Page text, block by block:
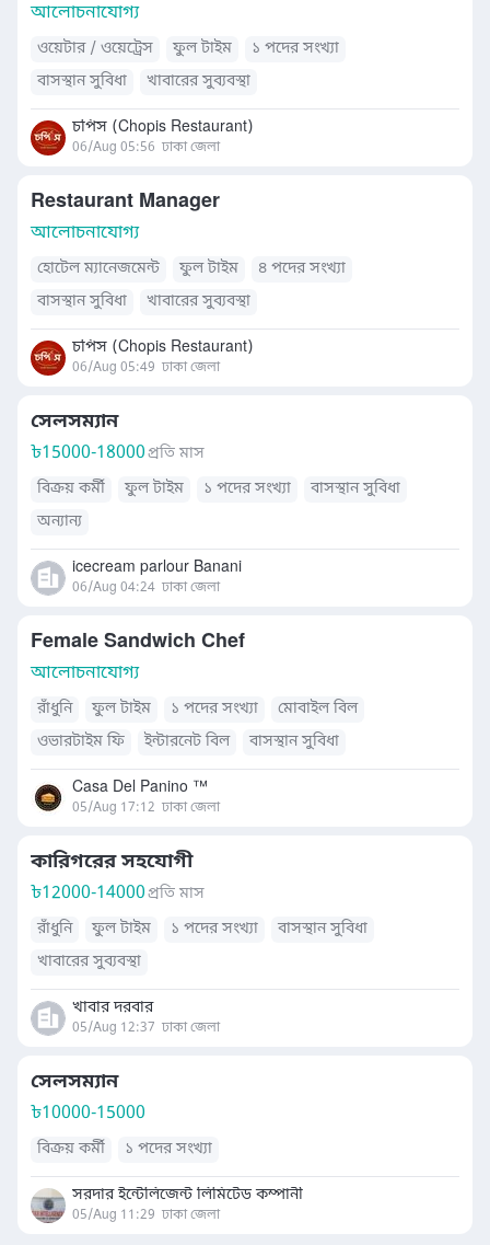
আলোচনাযোগ্য
ওয়েটার / ওয়েট্রেস ফুল টাইম
১ পদের সংখ্যা
বাসস্থান সুবিধা
খাবারের সুব্যবস্থা
চপিস (Chopis Restaurant)
06/Aug 05:56 ঢাকা জেলা
Restaurant Manager
আলোচনাযোগ্য
হোটেল ম্যানেজমেন্ট ফুল টাইম
৪ পদের সংখ্যা
বাসস্থান সুবিধা
খাবারের সুব্যবস্থা
চপিস (Chopis Restaurant)
06/Aug 05:49 ঢাকা জেলা
সেলসম্যান
৳15000-18000প্রতি মাস
বিক্রয় কর্মী
ফুল টাইম ১ পদের সংখ্যা
বাসস্থান সুবিধা
অন্যান্য
icecream parlour Banani
06/Aug 04:24 ঢাকা জেলা
Female Sandwich Chef
আলোচনাযোগ্য
রাঁধুনি ফুল টাইম ১ পদের সংখ্যা
মোবাইল বিল
ওভারটাইম ফি
ইন্টারনেট বিল
বাসস্থান সুবিধা
খাবারের সুব্যবস্থা
অন্যান্য
Casa Del Panino ™️
05/Aug 17:12 ঢাকা জেলা
কারিগরের সহযোগী
৳12000-14000প্রতি মাস
রাঁধুনি
ফুল টাইম ১ পদের সংখ্যা
বাসস্থান সুবিধা
খাবারের সুব্যবস্থা
খাবার দরবার
05/Aug 12:37 ঢাকা জেলা
সেলসম্যান
৳10000-15000
বিক্রয় কর্মী ১ পদের সংখ্যা
সরদার ইন্টেলিজেন্ট লিমিটেড কম্পানী
05/Aug 11:29 ঢাকা জেলা